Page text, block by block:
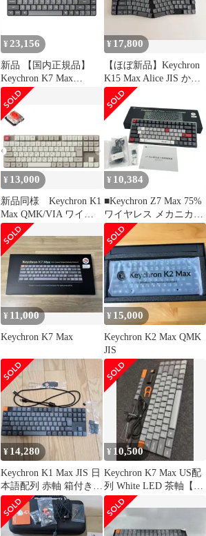
¥ 23,156
新品 【国内正規品】
Keychron K7 Max
QMK/VIA対応薄型ワイ
ヤレス・カスタムメカ
ニカルキーボード
応 65% JISレイアウト
White LEDライト ロー
プロファイルGateronメ
カニカルスイッチ
¥17,800
【ほぼ新品】Keychron
K15 Max Alice JIS かな
なし 茶軸
¥ 13,000
新品同様 Keychron K1
Max QMK/VIA ワイヤ
レス ｜日本語
¥ 10,384
■Keychron Z7 Max 75%
ワイヤレス メカニカル
キーボード QMK VIA
Bluetooth 2.4GHz USB-C
アルミボディ 付属品完
備2635040,2635040
¥ 11,000
Keychron K7 Max
¥ 15,000
Keychron K2 Max QMK
JIS
¥ 14,280
Keychron K1 Max JIS 日
本語配列 赤軸 箱付き
美品
¥ 10,500
Keychron K7 Max US配
列 White LED 茶軸【美
品】